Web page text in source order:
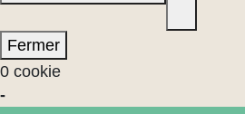
Fermer
0 cookie
-